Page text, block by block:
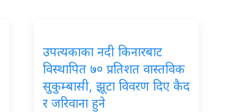
उपत्यकाका नदी किनारबाट
विस्थापित ७० प्रतिशत वास्तविक
सुकुम्बासी, झूटा विवरण दिए कैद
र जरिवाना हुने